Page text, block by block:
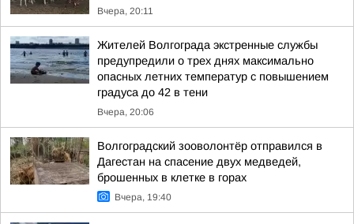
Вчера, 20:11
Жителей Волгограда экстренные службы
предупредили о трех днях максимально
опасных летних температур с повышением
градуса до 42 в тени
Вчера, 20:06
Волгоградский зооволонтёр отправился в
Дагестан на спасение двух медведей,
брошенных в клетке в горах
Вчера, 19:40